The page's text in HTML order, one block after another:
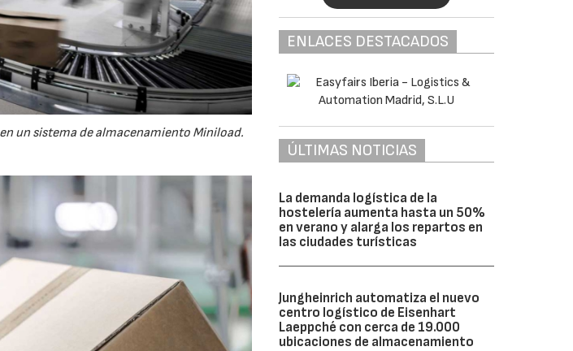
un sistema de almacenamiento Miniload.
ENLACES DESTACADOS
ÚLTIMAS NOTICIAS
La demanda logística de la
hostelería aumenta hasta un 50%
en verano y alarga los repartos en
las ciudades turísticas
Jungheinrich automatiza el nuevo
centro logístico de Eisenhart
Laeppché con cerca de 19.000
ubicaciones de almacenamiento